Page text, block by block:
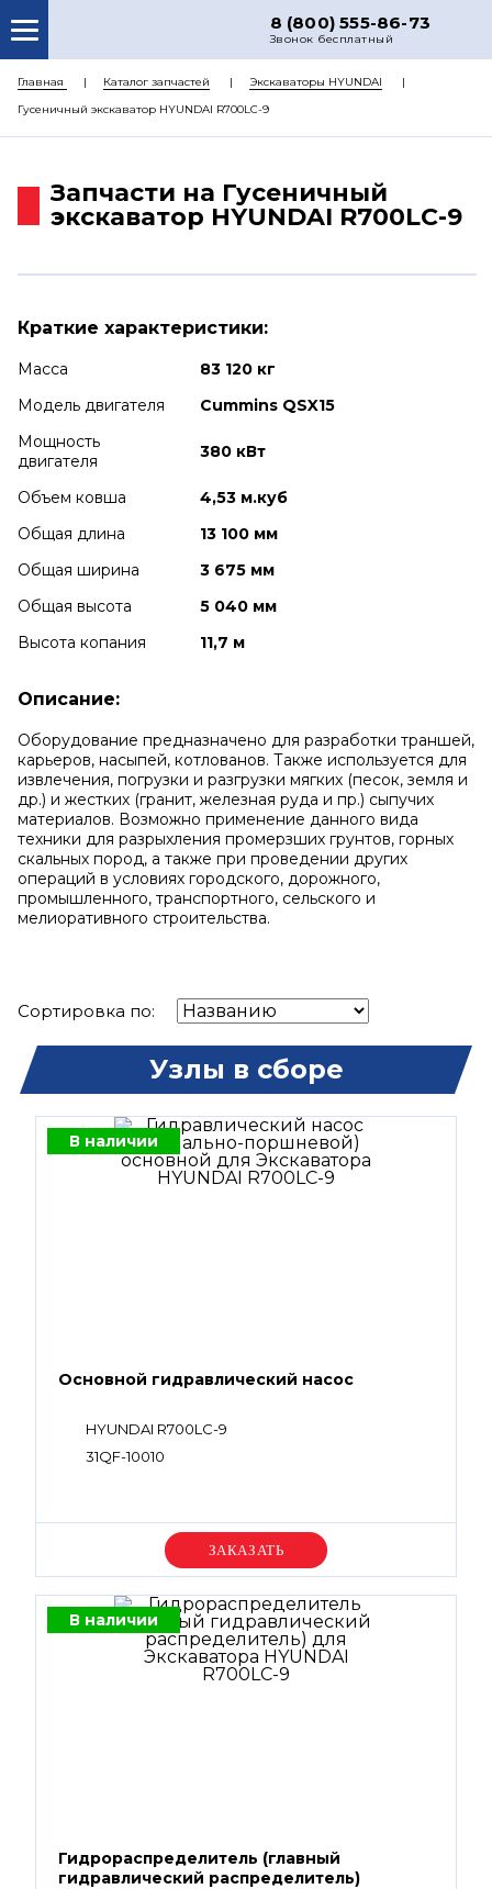
8 (800) 555-86-73
Звонок бесплатный
О НАС
КАТАЛОГ ЗАПЧАСТЕЙ
ДОСТАВКА
Главная Каталог запчастей
Экскаваторы HYUNDAI
Гусеничный экскаватор HYUNDAI R700LC-9
Запчасти на Гусеничный
экскаватор HYUNDAI R700LC-9
Краткие характеристики:
Масса
83 120 кг
Модель двигателя
Cummins QSX15
Мощность
двигателя
380 кВт
Объем ковша
4,53 м.куб
Общая длина
13 100 мм
Общая ширина
3 675 мм
Общая высота
5 040 мм
Высота копания
11,7 м
Описание:
Оборудование предназначено для разработки траншей,
карьеров, насыпей, котлованов. Также используется для
извлечения, погрузки и разгрузки мягких (песок, земля и
др.) и жестких (гранит, железная руда и пр.) сыпучих
материалов. Возможно применение данного вида
техники для разрыхления промерзших грунтов, горных
скальных пород, а также при проведении других
операций в условиях городского, дорожного,
промышленного, транспортного, сельского и
мелиоративного строительства.
Сортировка по:
Узлы в сборе
В наличии
Основной гидравлический насос
HYUNDAI R700LC-9
31QF-10010
Уточняйте цену
В наличии
Гидрораспределитель (главный
гидравлический распределитель)